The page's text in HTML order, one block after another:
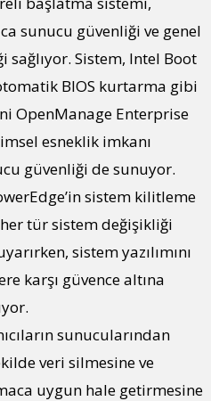
sunucu güvenliği ve genel
sağlıyor. Sistem, Intel Boot
BIOS kurtarma gibi
OpenManage Enterprise
esneklik imkanı
güvenliği de sunuyor.
sistem kilitleme
tür sistem değişikliği
sistem yazılımını
karşı güvence altına
sunucularından
veri silmesine ve
uygun hale getirmesine